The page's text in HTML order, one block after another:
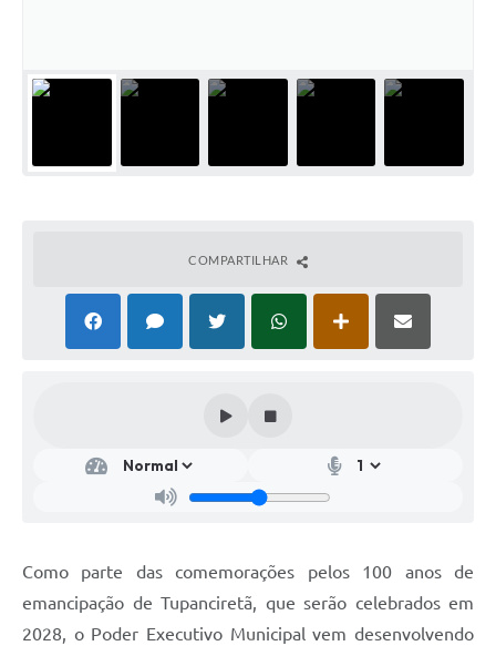
COMPARTILHAR
Como parte das comemorações pelos 100 anos de
emancipação de Tupanciretã, que serão celebrados em
2028, o Poder Executivo Municipal vem desenvolvendo